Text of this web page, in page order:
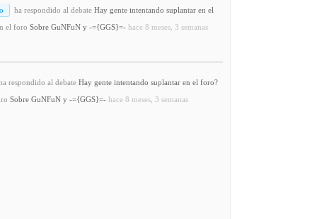
ha respondido al debate Hay gente intentando suplantar en el
el foro Sobre GuNFuN y -={GGS}=- hace 8 meses, 3 semanas
respondido al debate Hay gente intentando suplantar en el foro?
Sobre GuNFuN y -={GGS}=- hace 8 meses, 3 semanas